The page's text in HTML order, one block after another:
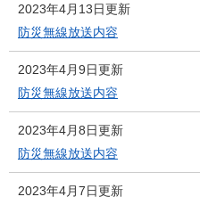
2023年4月13日更新
防災無線放送内容
2023年4月9日更新
防災無線放送内容
2023年4月8日更新
防災無線放送内容
2023年4月7日更新